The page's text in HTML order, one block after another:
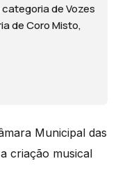
de Vozes
de Coro Misto,
Municipal das
criação musical